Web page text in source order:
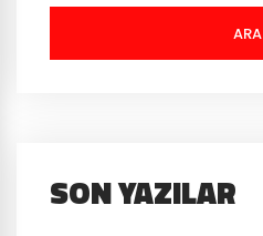
ARA
SON YAZILAR